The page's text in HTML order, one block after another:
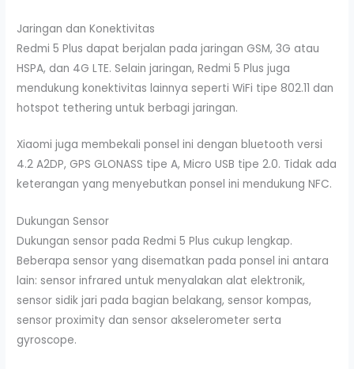
Jaringan dan Konektivitas
Redmi 5 Plus dapat berjalan pada jaringan GSM, 3G atau
HSPA, dan 4G LTE. Selain jaringan, Redmi 5 Plus juga
mendukung konektivitas lainnya seperti WiFi tipe 802.11 dan
hotspot tethering untuk berbagi jaringan.
Xiaomi juga membekali ponsel ini dengan bluetooth versi
4.2 A2DP, GPS GLONASS tipe A, Micro USB tipe 2.0. Tidak ada
keterangan yang menyebutkan ponsel ini mendukung NFC.
Dukungan Sensor
Dukungan sensor pada Redmi 5 Plus cukup lengkap.
Beberapa sensor yang disematkan pada ponsel ini antara
lain: sensor infrared untuk menyalakan alat elektronik,
sensor sidik jari pada bagian belakang, sensor kompas,
sensor proximity dan sensor akselerometer serta
gyroscope.